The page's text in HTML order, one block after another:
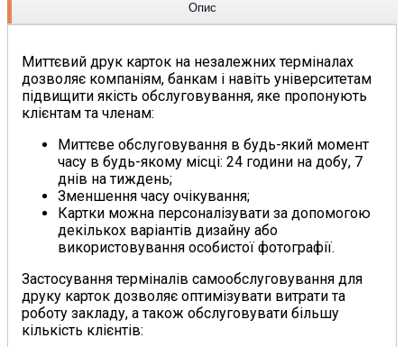
Опис
Миттєвий друк карток на незалежних терміналах
дозволяє компаніям, банкам і навіть університетам
підвищити якість обслуговування, яке пропонують
клієнтам та членам:
Миттєве обслуговування в будь-який момент
часу в будь-якому місці: 24 години на добу, 7
днів на тиждень;
Зменшення часу очікування;
Картки можна персоналізувати за допомогою
декількох варіантів дизайну або
використовування особистої фотографії.
Застосування терміналів самообслуговування для
друку карток дозволяє оптимізувати витрати та
роботу закладу, а також обслуговувати більшу
кількість клієнтів: